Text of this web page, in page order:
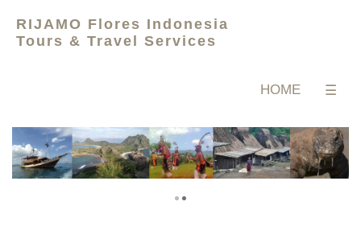
RIJAMO Flores Indonesia
Tours & Travel Services
HOME ☰